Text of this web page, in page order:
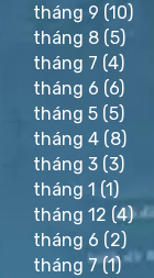
tháng 9 (10)
tháng 8 (5)
tháng 7 (4)
tháng 6 (6)
tháng 5 (5)
tháng 4 (8)
tháng 3 (3)
tháng 1 (1)
tháng 12 (4)
tháng 6 (2)
tháng 7(1)